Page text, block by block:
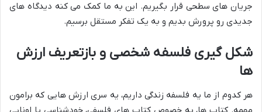
جریان های سطحی قرار بگیریم. این به ما کمک می کنه دیدگاه های
جدیدی رو پرورش بدیم و به یک تفکر مستقل برسیم.
شکل گیری فلسفه شخصی و بازتعریف ارزش
ها
هر کدوم از ما یه فلسفه زندگی داریم، یه سری ارزش هایی که برامون